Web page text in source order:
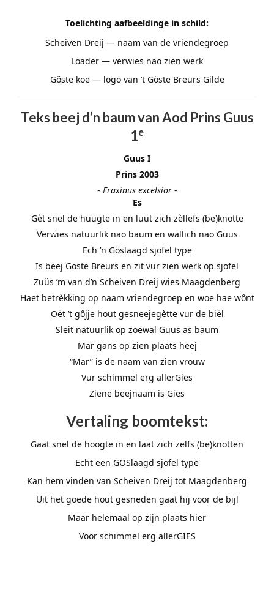
Toelichting aafbeeldinge in schild:
Scheiven Dreij — naam van de vriendegroep
Loader — verwiës nao zien werk
Göste koe — logo van ’t Göste Breurs Gilde
Teks beej d’n baum van Aod Prins Guus
1e
Guus I
Prins 2003
- Fraxinus excelsior-
Es
Gèt snel de huügte in en luüt zich zèllefs (be)knotte
Verwies natuurlik nao baum en wallich nao Guus
Ech ’n Göslaagd sjofel type
Is beej Göste Breurs en zit vur zien werk op sjofel
Zuüs ’m van d’n Scheiven Dreij wies Maagdenberg
Haet betrèkking op naam vriendegroep en woe hae wônt
Oët ’t gôjje hout gesneejegètte vur de biël
Sleit natuurlik op zoewal Guus as baum
Mar gans op zien plaats heej
“Mar” is de naam van zien vrouw
Vur schimmel erg allerGies
Ziene beejnaam is Gies
Vertaling boomtekst:
Gaat snel de hoogte in en laat zich zelfs (be)knotten
Echt een GÖSlaagd sjofel type
Kan hem vinden van Scheiven Dreij tot Maagdenberg
Uit het goede hout gesneden gaat hij voor de bijl
Maar helemaal op zijn plaats hier
Voor schimmel erg allerGIES